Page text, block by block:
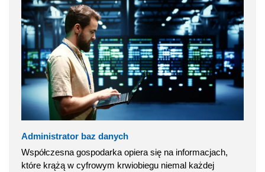
Administrator baz danych
Współczesna gospodarka opiera się na informacjach,
które krążą w cyfrowym krwiobiegu niemal każdej